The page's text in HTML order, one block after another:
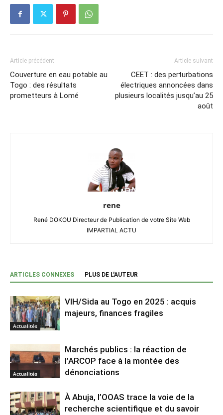
Article précédent
Couverture en eau potable au
Togo : des résultats
prometteurs à Lomé
Article suivant
CEET : des perturbations
électriques annoncées dans
plusieurs localités jusqu’au 25
août
rene
René DOKOU Directeur de Publication de votre Site Web
IMPARTIAL ACTU
ARTICLES CONNEXES PLUS DE L'AUTEUR
Actualités
VIH/Sida au Togo en 2025 : acquis
majeurs, finances fragiles
Actualités
Marchés publics : la réaction de
l’ARCOP face à la montée des
dénonciations
À Abuja, l’OOAS trace la voie de la
recherche scientifique et du savoir